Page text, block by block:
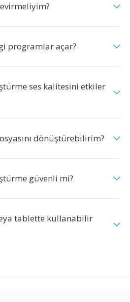
programlar açar?
ses kalitesini etkiler
dönüştürebilirim?
güvenli mi?
tablette kullanabilir